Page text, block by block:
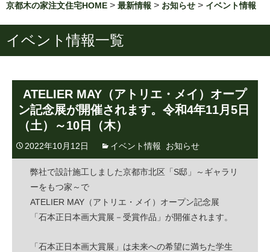
京都木の家注文住宅HOME > 最新情報 > お知らせ > イベント情報
イベント情報一覧
ATELIER MAY（アトリエ・メイ）オープ
ン記念展が開催されます。令和4年11月5日
（土）～10日（木）
2022年10月12日 イベント情報 お知らせ
弊社で設計施工しました京都市北区「S邸」～ギャラリ
ーをもつ家～で
ATELIER MAY（アトリエ・メイ）オープン記念展
「石本正日本画大賞展－受賞作品」が開催されます。
「石本正日本画大賞展」は未来への希望に満ちた学生